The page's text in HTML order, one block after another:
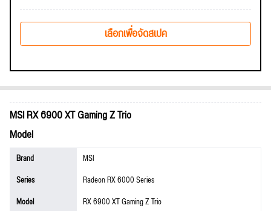
เลือกเพื่อจัดสเปค
MSI RX 6900 XT Gaming Z Trio
Model
Brand
MSI
Series
Radeon RX 6000 Series
Model
RX 6900 XT Gaming Z Trio